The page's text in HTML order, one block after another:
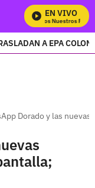
EN VIVO
Mira Todos Nuestros
A EPA
Dorado y las